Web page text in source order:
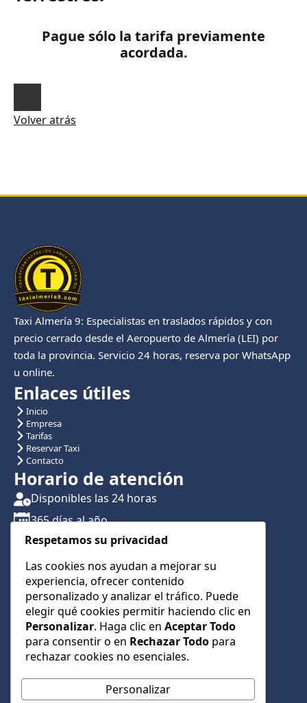
Pague sólo la tarifa previamente
acordada.
Volver atrás
Taxi Almería 9: Especialistas en traslados rápidos y con
precio cerrado desde el Aeropuerto de Almería (LEI) por
toda la provincia. Servicio 24 horas, reserva por WhatsApp
u online.
Enlaces útiles
Inicio
Empresa
Tarifas
Reservar Taxi
Contacto
Horario de atención
Disponibles las 24 horas
365 días al año
Traslados con reserva previa
Atención por teléfono y WhatsApp 24/7
CONTÁCTANOS
+34 622 01 23 74
+34 622 01 23 74
info@taxialmeria9.com
Respetamos su privacidad
Las cookies nos ayudan a mejorar su
experiencia, ofrecer contenido
personalizado y analizar el tráfico. Puede
elegir qué cookies permitir haciendo clic en
Personalizar. Haga clic en Aceptar Todo
para consentir o en Rechazar Todo para
rechazar cookies no esenciales.
Personalizar